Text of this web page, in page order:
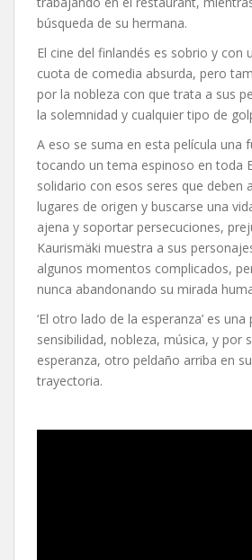
búsqueda de su hermana.
El cine del finlandés es sobrio y con
cuota de comedia absurda, pero
por la nobleza con que trata a sus
la solemnidad y cualquier tipo de
A eso se suma en esta película una
tocando un tema espinoso en toda
solidario con esos seres que deben
lugares de origen y buscarse una
ajena y soportar persecuciones,
Kaurismäki muestra a sus
algunos momentos complicados,
nunca abandonando su mirada
‘El otro lado de la esperanza’ es
sensibilidad, nobleza, música, y por
esperanza, otro peldaño arriba en
trayectoria.